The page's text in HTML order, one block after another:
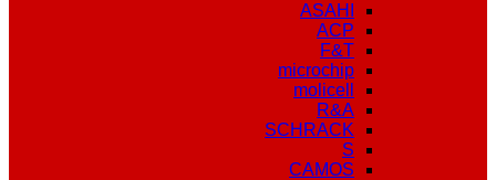
ASAHI
ACP
F&T
microchip
molicell
R&A
SCHRACK
S
CAMOS